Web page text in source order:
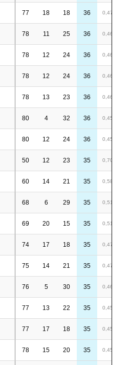
77 18 18 36 0,47
78 11 25 36 0,46
78 12 24 36 0,46
78 12 24 36 0,46
78 13 23 36 0,46
80 4 32 36 0,45
80 12 24 36 0,45
50 12 23 35 0,70
60 14 21 35 0,58
68 6 29 35 0,51
69 20 15 35 0,51
74 17 18 35 0,47
75 14 21 35 0,47
76 5 30 35 0,46
77 13 22 35 0,45
77 17 18 35 0,45
78 15 20 35 0,45